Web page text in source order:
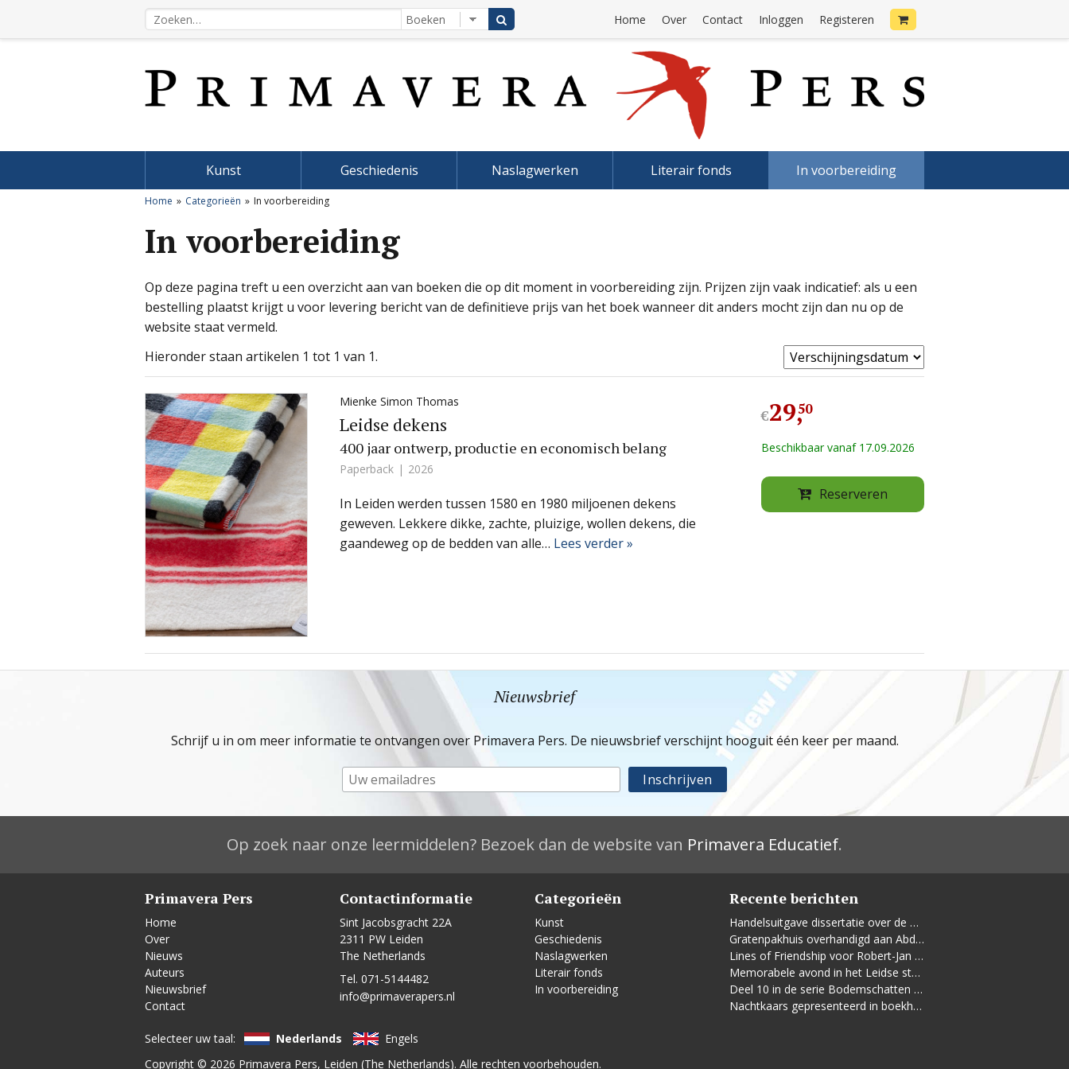
Home Over Contact Inloggen Registeren
Kunst Geschiedenis Naslagwerken Literair fonds In voorbereiding
Home Categorieën In voorbereiding
In voorbereiding
Op deze pagina treft u een overzicht aan van boeken die op dit moment in voorbereiding zijn. Prijzen zijn vaak indicatief: als u een
bestelling plaatst krijgt u voor levering bericht van de definitieve prijs van het boek wanneer dit anders mocht zijn dan nu op de
website staat vermeld.
Hieronder staan artikelen 1 tot 1 van 1.
Mienke Simon Thomas
Leidse dekens
400 jaar ontwerp, productie en economisch belang
Paperback 2026
In Leiden werden tussen 1580 en 1980 miljoenen dekens
geweven. Lekkere dikke, zachte, pluizige, wollen dekens, die
gaandeweg op de bedden van alle… Lees verder »
€29,
50
Beschikbaar vanaf 17.09.2026
Reserveren
Nieuwsbrief
Schrijf u in om meer informatie te ontvangen over Primavera Pers. De nieuwsbrief verschijnt hooguit één keer per maand.
Op zoek naar onze leermiddelen? Bezoek dan de website van Primavera Educatief.
Primavera Pers
Home
Over
Nieuws
Auteurs
Nieuwsbrief
Contact
Contactinformatie
Sint Jacobsgracht 22A
2311 PW Leiden
The Netherlands
Tel. 071-5144482
info@primaverapers.nl
Categorieën
Kunst
Geschiedenis
Naslagwerken
Literair fonds
In voorbereiding
Recente berichten
Handelsuitgave dissertatie over de Leidse vrouwenbeweging
Gratenpakhuis overhandigd aan Abdelhaq Jermoumi
Lines of Friendship voor Robert-Jan te Rijdt
Memorabele avond in het Leidse stadhuis
Deel 10 in de serie Bodemschatten en Bouwgeheimen verschenen
Nachtkaars gepresenteerd in boekhandel De Kler
Selecteer uw taal: Nederlands
Engels
Copyright © 2026 Primavera Pers, Leiden (The Netherlands). Alle rechten voorbehouden.